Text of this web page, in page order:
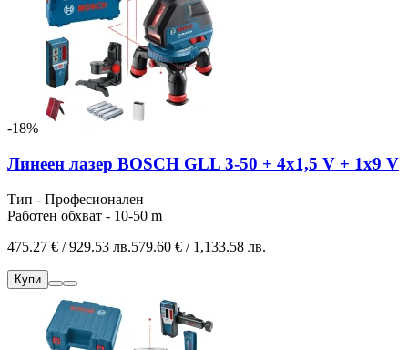
-18%
Линеен лазер BOSCH GLL 3-50 + 4x1,5 V + 1x9 V
Тип - Професионален
Работен обхват - 10-50 m
475.27 € / 929.53 лв.579.60 € / 1,133.58 лв.
Купи